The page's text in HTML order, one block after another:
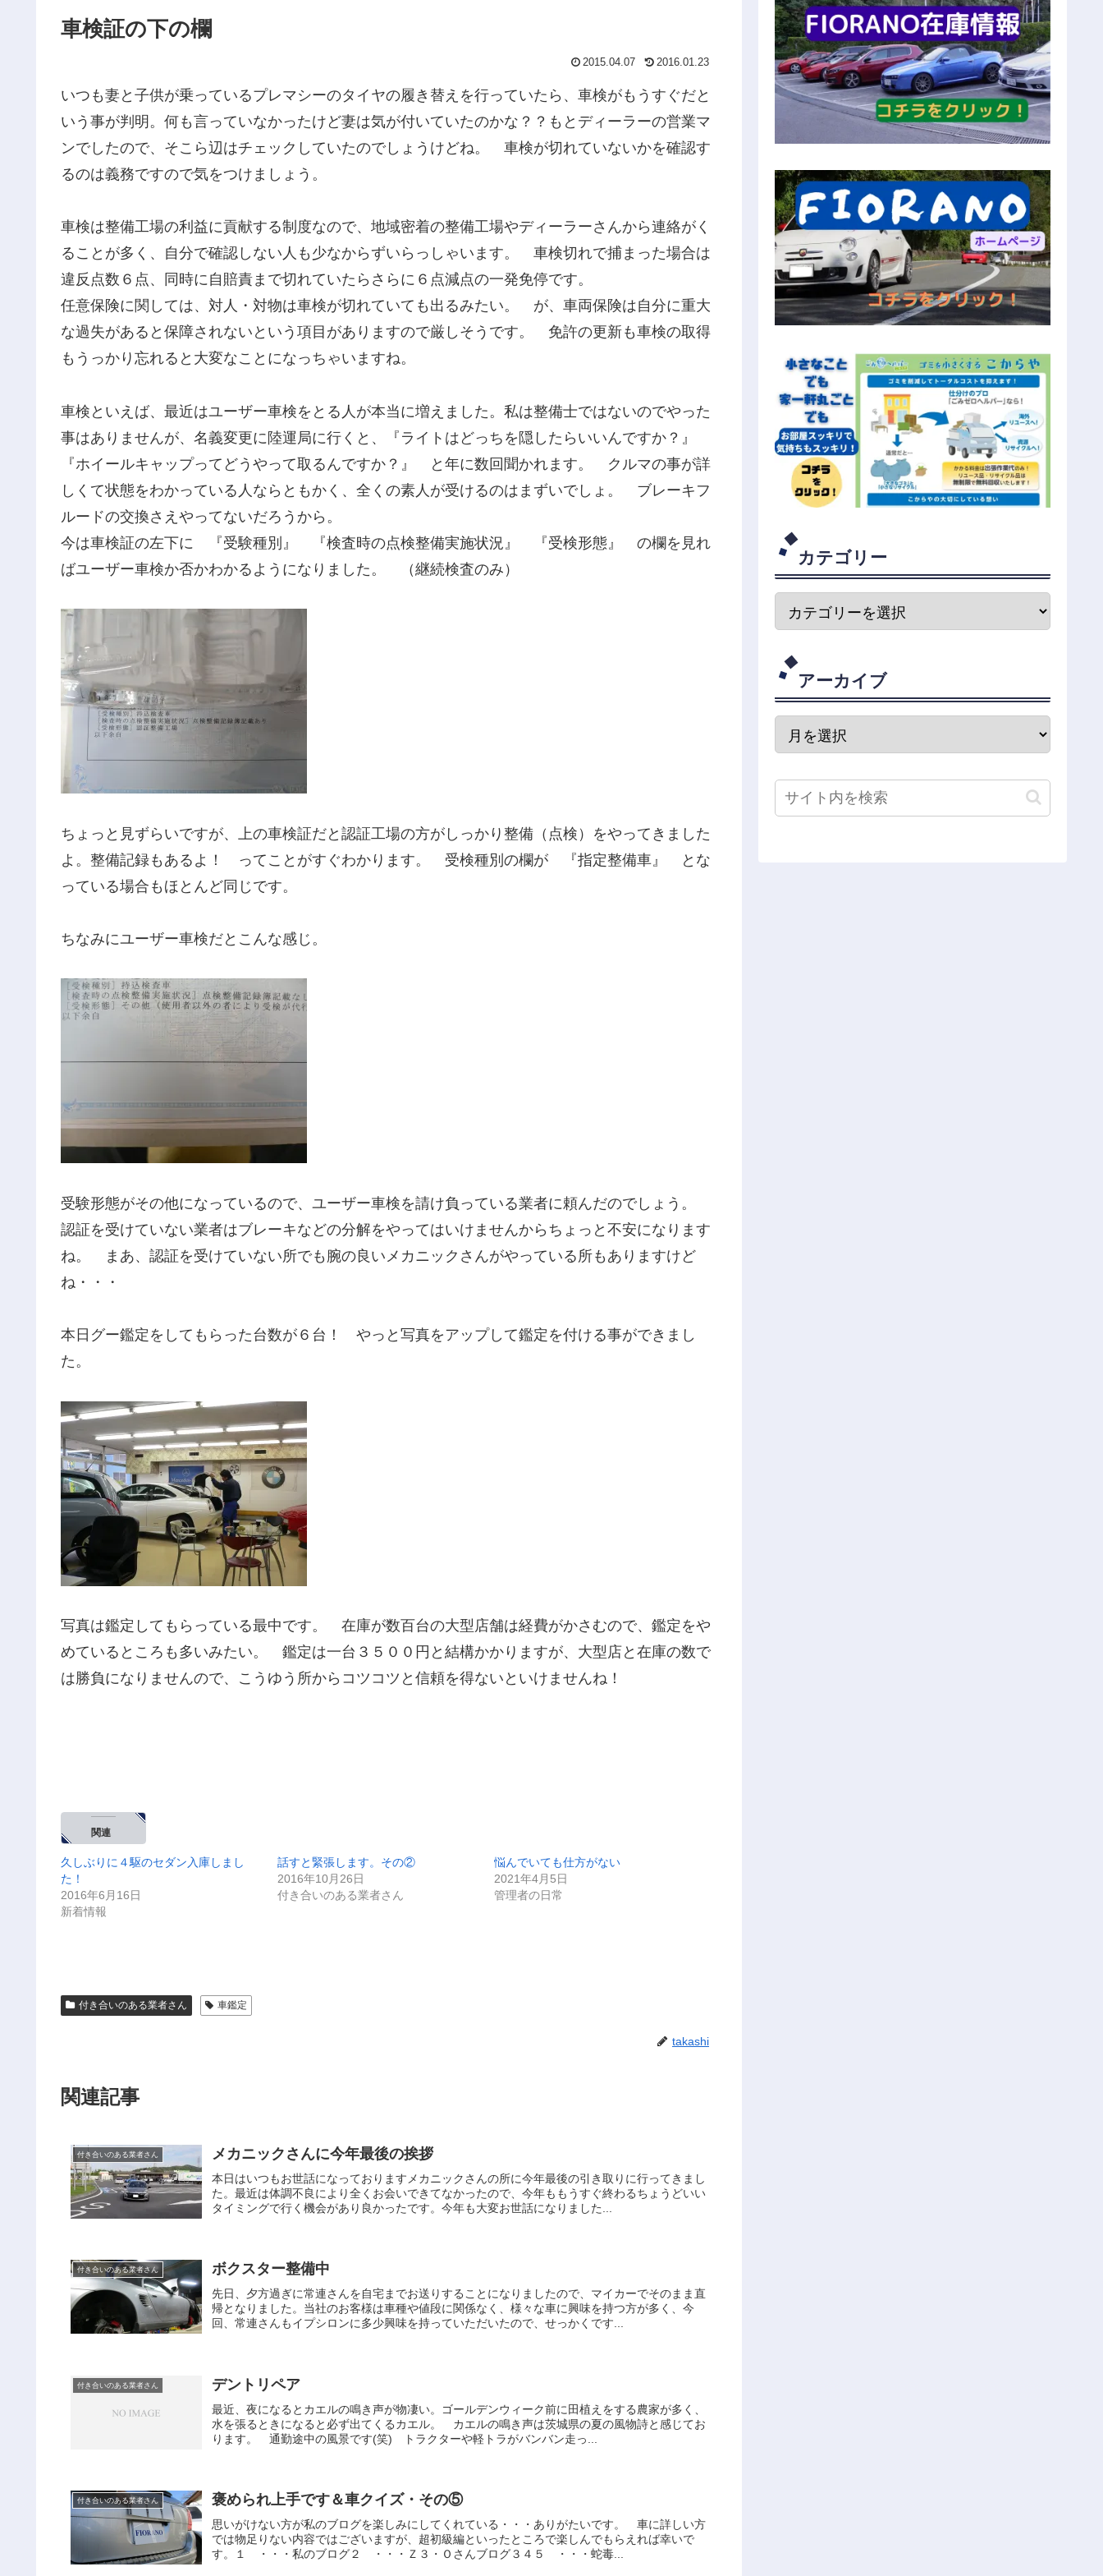
車検証の下の欄
2015.04.07 2016.01.23
いつも妻と子供が乗っているプレマシーのタイヤの履き替えを行っていたら、車検がもうすぐだと
いう事が判明。何も言っていなかったけど妻は気が付いていたのかな？？もとディーラーの営業マ
ンでしたので、そこら辺はチェックしていたのでしょうけどね。 車検が切れていないかを確認す
るのは義務ですので気をつけましょう。
車検は整備工場の利益に貢献する制度なので、地域密着の整備工場やディーラーさんから連絡がく
ることが多く、自分で確認しない人も少なからずいらっしゃいます。 車検切れで捕まった場合は
違反点数６点、同時に自賠責まで切れていたらさらに６点減点の一発免停です。
任意保険に関しては、対人・対物は車検が切れていても出るみたい。 が、車両保険は自分に重大
な過失があると保障されないという項目がありますので厳しそうです。 免許の更新も車検の取得
もうっかり忘れると大変なことになっちゃいますね。
車検といえば、最近はユーザー車検をとる人が本当に増えました。私は整備士ではないのでやった
事はありませんが、名義変更に陸運局に行くと、『ライトはどっちを隠したらいいんですか？』
『ホイールキャップってどうやって取るんですか？』 と年に数回聞かれます。 クルマの事が詳
しくて状態をわかっている人ならともかく、全くの素人が受けるのはまずいでしょ。 ブレーキフ
ルードの交換さえやってないだろうから。
今は車検証の左下に 『受験種別』 『検査時の点検整備実施状況』 『受検形態』 の欄を見れ
ばユーザー車検か否かわかるようになりました。 （継続検査のみ）
ちょっと見ずらいですが、上の車検証だと認証工場の方がしっかり整備（点検）をやってきました
よ。整備記録もあるよ！ ってことがすぐわかります。 受検種別の欄が 『指定整備車』 とな
っている場合もほとんど同じです。
ちなみにユーザー車検だとこんな感じ。
受験形態がその他になっているので、ユーザー車検を請け負っている業者に頼んだのでしょう。
認証を受けていない業者はブレーキなどの分解をやってはいけませんからちょっと不安になります
ね。 まあ、認証を受けていない所でも腕の良いメカニックさんがやっている所もありますけど
ね・・・
本日グー鑑定をしてもらった台数が６台！ やっと写真をアップして鑑定を付ける事ができまし
た。
写真は鑑定してもらっている最中です。 在庫が数百台の大型店舗は経費がかさむので、鑑定をや
めているところも多いみたい。 鑑定は一台３５００円と結構かかりますが、大型店と在庫の数で
は勝負になりませんので、こうゆう所からコツコツと信頼を得ないといけませんね！
関連
久しぶりに４駆のセダン入庫しまし
た！
2016年6月16日
新着情報
話すと緊張します。その②
2016年10月26日
付き合いのある業者さん
悩んでいても仕方がない
2021年4月5日
管理者の日常
付き合いのある業者さん 車鑑定
takashi
関連記事
付き合いのある業者さん メカニックさんに今年最後の挨拶
本日はいつもお世話になっておりますメカニックさんの所に今年最後の引き取りに行ってきまし
た。最近は体調不良により全くお会いできてなかったので、今年ももうすぐ終わるちょうどいい
タイミングで行く機会があり良かったです。今年も大変お世話になりました...
付き合いのある業者さん ボクスター整備中
先日、夕方過ぎに常連さんを自宅までお送りすることになりましたので、マイカーでそのまま直
帰となりました。当社のお客様は車種や値段に関係なく、様々な車に興味を持つ方が多く、今
回、常連さんもイプシロンに多少興味を持っていただいたので、せっかくです...
付き合いのある業者さん デントリペア
最近、夜になるとカエルの鳴き声が物凄い。ゴールデンウィーク前に田植えをする農家が多く、
水を張るときになると必ず出てくるカエル。 カエルの鳴き声は茨城県の夏の風物詩と感じてお
ります。 通勤途中の風景です(笑) トラクターや軽トラがバンバン走っ...
付き合いのある業者さん 褒められ上手です＆車クイズ・その⑤
思いがけない方が私のブログを楽しみにしてくれている・・・ありがたいです。 車に詳しい方
では物足りない内容ではございますが、超初級編といったところで楽しんでもらえれば幸いで
す。１ ・・・私のブログ２ ・・・Ｚ３・Ｏさんブログ３４５ ・・・蛇毒...
カテゴリー
アーカイブ